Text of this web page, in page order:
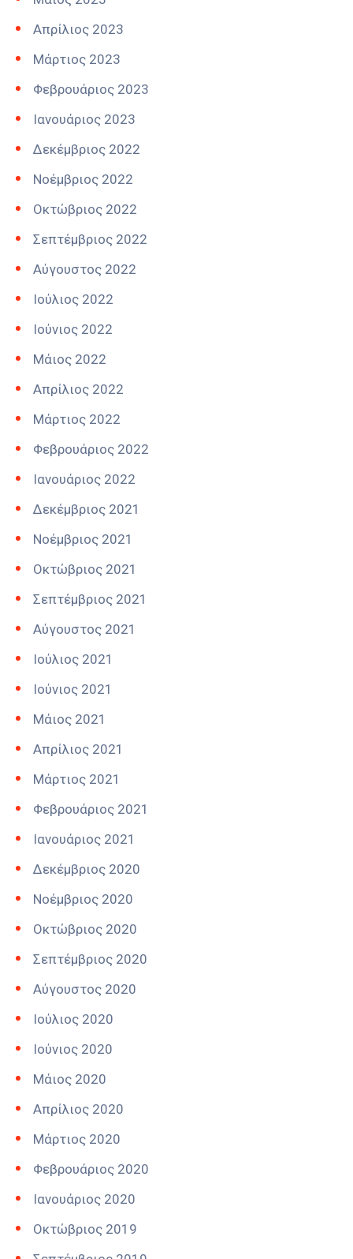
Απρίλιος 2023
Μάρτιος 2023
Φεβρουάριος 2023
Ιανουάριος 2023
Δεκέμβριος 2022
Νοέμβριος 2022
Οκτώβριος 2022
Σεπτέμβριος 2022
Αύγουστος 2022
Ιούλιος 2022
Ιούνιος 2022
Μάιος 2022
Απρίλιος 2022
Μάρτιος 2022
Φεβρουάριος 2022
Ιανουάριος 2022
Δεκέμβριος 2021
Νοέμβριος 2021
Οκτώβριος 2021
Σεπτέμβριος 2021
Αύγουστος 2021
Ιούλιος 2021
Ιούνιος 2021
Μάιος 2021
Απρίλιος 2021
Μάρτιος 2021
Φεβρουάριος 2021
Ιανουάριος 2021
Δεκέμβριος 2020
Νοέμβριος 2020
Οκτώβριος 2020
Σεπτέμβριος 2020
Αύγουστος 2020
Ιούλιος 2020
Ιούνιος 2020
Μάιος 2020
Απρίλιος 2020
Μάρτιος 2020
Φεβρουάριος 2020
Ιανουάριος 2020
Οκτώβριος 2019